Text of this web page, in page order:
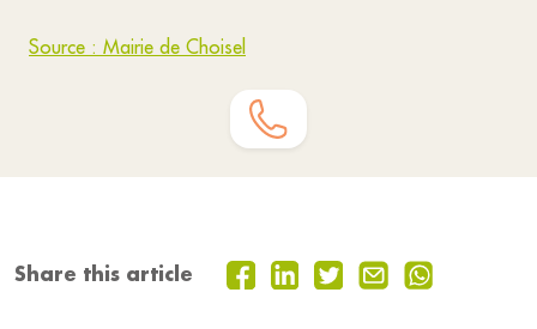
Source : Mairie de Choisel
Share this article